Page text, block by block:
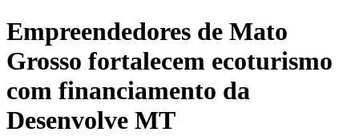
Empreendedores de Mato
Grosso fortalecem ecoturismo
com financiamento da
Desenvolve MT